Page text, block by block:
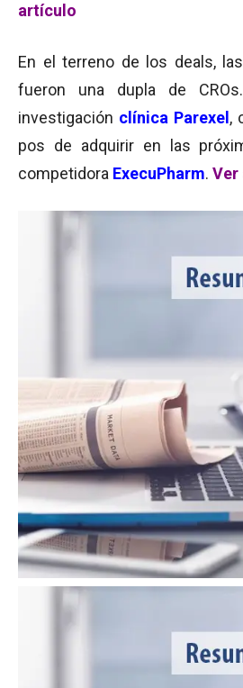
artículo
En el terreno de los deals,
fueron una dupla de
investigación clínica Parexel ,
pos de adquirir en las
competidora ExecuPharm. Ver